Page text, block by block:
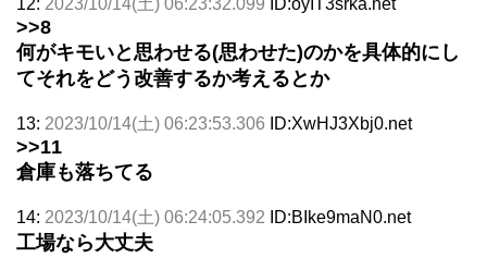
>>8
何がキモいと思わせる(思わせた)のかを具体的にし
てそれをどう改善するか考えるとか
13: 2023/10/14(土) 06:23:53.306 ID:XwHJ3Xbj0.net
>>11
倉庫も落ちてる
14: 2023/10/14(土) 06:24:05.392 ID:BIke9maN0.net
工場なら大丈夫